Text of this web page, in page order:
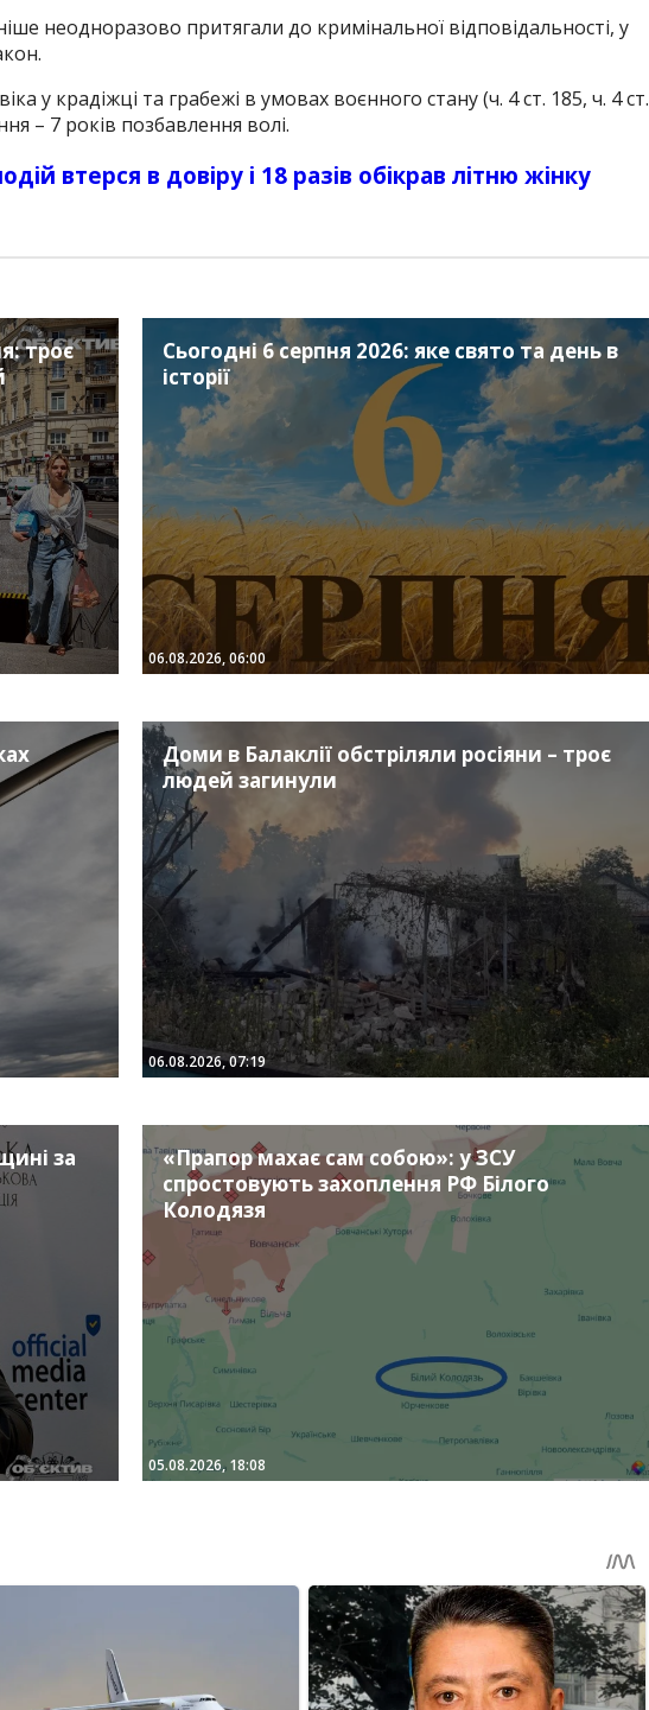
неодноразово притягали до кримінальної відповідальності, у
у крадіжці та грабежі в умовах воєнного стану (ч. 4 ст. 185, ч. 4 ст.
– 7 років позбавлення волі.
втерся в довіру і 18 разів обікрав літню жінку
троє
Сьогодні 6 серпня 2026: яке свято та день в
історії
06.08.2026, 06:00
Доми в Балаклії обстріляли росіяни – троє
людей загинули
06.08.2026, 07:19
за
«Прапор махає сам собою»: у ЗСУ
спростовують захоплення РФ Білого
Колодязя
05.08.2026, 18:08